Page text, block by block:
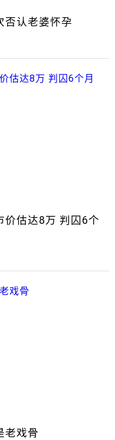
否认老婆怀孕
价估达8万 判囚6个
老戏骨